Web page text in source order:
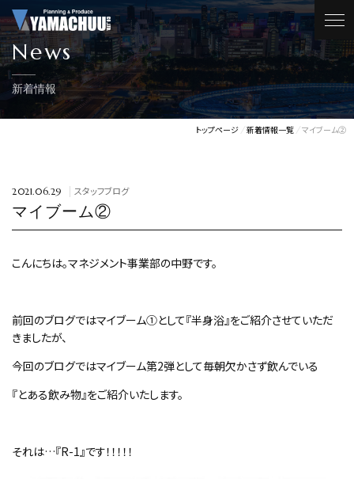
News
新着情報
トップページ 新着情報一覧 マイブーム②
2021.06.29 スタッフブログ
マイブーム②
こんにちは。マネジメント事業部の中野です。
前回のブログではマイブーム①として『半身浴』をご紹介させていただ
きましたが、
今回のブログではマイブーム第2弾として毎朝欠かさず飲んでいる
『とある飲み物』をご紹介いたします。
それは…『R-1』です！！！！！